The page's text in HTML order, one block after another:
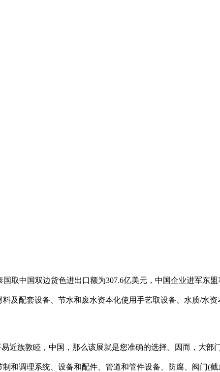
中国双边货色进出口额为307.6亿美元，中国企业进军东
及配套设备、节水和废水资本化使用手艺取设备、水质/水
族敦睦，中国，那么该展就是您准确的选择。因而，大部
和调理系统、设备和配件、管道和管件设备、防腐、阀门(